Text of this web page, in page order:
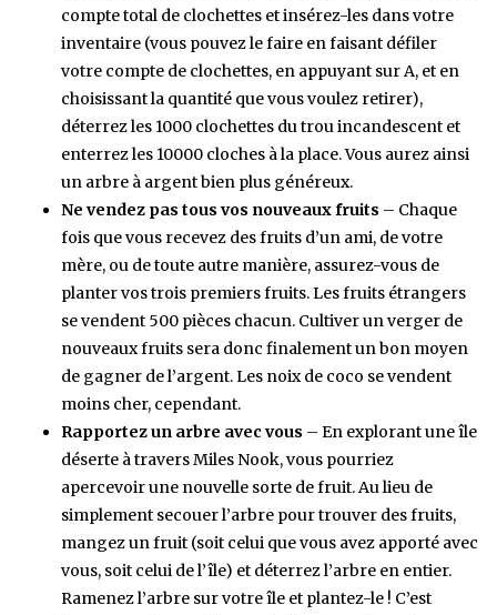
compte total de clochettes et insérez-les dans votre
inventaire (vous pouvez le faire en faisant défiler
votre compte de clochettes, en appuyant sur A, et en
choisissant la quantité que vous voulez retirer),
déterrez les 1000 clochettes du trou incandescent et
enterrez les 10000 cloches à la place. Vous aurez ainsi
un arbre à argent bien plus généreux.
Ne vendez pas tous vos nouveaux fruits – Chaque
fois que vous recevez des fruits d’un ami, de votre
mère, ou de toute autre manière, assurez-vous de
planter vos trois premiers fruits. Les fruits étrangers
se vendent 500 pièces chacun. Cultiver un verger de
nouveaux fruits sera donc finalement un bon moyen
de gagner de l’argent. Les noix de coco se vendent
moins cher, cependant.
Rapportez un arbre avec vous – En explorant une île
déserte à travers Miles Nook, vous pourriez
apercevoir une nouvelle sorte de fruit. Au lieu de
simplement secouer l’arbre pour trouver des fruits,
mangez un fruit (soit celui que vous avez apporté avec
vous, soit celui de l’île) et déterrez l’arbre en entier.
Ramenez l’arbre sur votre île et plantez-le ! C’est